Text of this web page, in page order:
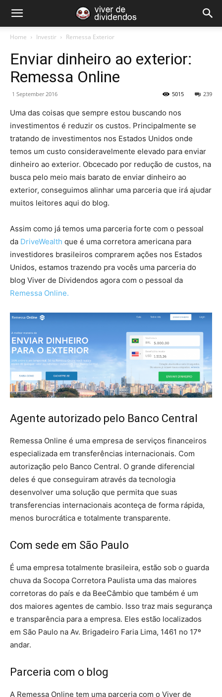
Home Investir Remessa Exterior
Enviar dinheiro ao exterior:
Remessa Online
1 September 2016 239
5015
Uma das coisas que sempre estou buscando nos
investimentos é reduzir os custos. Principalmente se
tratando de investimentos nos Estados Unidos onde
temos um custo consideravelmente elevado para enviar
dinheiro ao exterior. Obcecado por redução de custos, na
busca pelo meio mais barato de enviar dinheiro ao
exterior, conseguimos alinhar uma parceria que irá ajudar
muitos leitores aqui do blog.
Assim como já temos uma parceria forte com o pessoal
da DriveWealth que é uma corretora americana para
investidores brasileiros comprarem ações nos Estados
Unidos, estamos trazendo pra vocês uma parceria do
blog Viver de Dividendos agora com o pessoal da
Remessa Online.
Agente autorizado pelo Banco Central
Remessa Online é uma empresa de serviços financeiros
especializada em transferências internacionais. Com
autorização pelo Banco Central. O grande diferencial
deles é que conseguiram através da tecnologia
desenvolver uma solução que permita que suas
transferencias internacionais aconteça de forma rápida,
menos burocrática e totalmente transparente.
Com sede em São Paulo
É uma empresa totalmente brasileira, estão sob o guarda
chuva da Socopa Corretora Paulista uma das maiores
corretoras do país e da BeeCâmbio que também é um
dos maiores agentes de cambio. Isso traz mais segurança
e transparência para a empresa. Eles estão localizados
em São Paulo na Av. Brigadeiro Faria Lima, 1461 no 17º
andar.
Parceria com o blog
A Remessa Online tem uma parceria com o Viver de